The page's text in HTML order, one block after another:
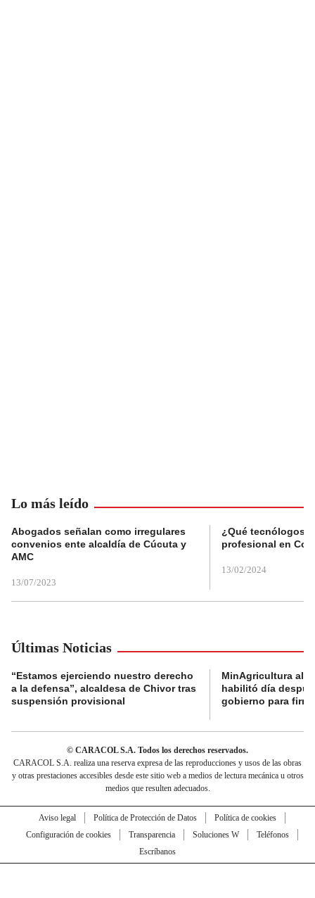
Lo más leído
Abogados señalan como irregulares
convenios ente alcaldía de Cúcuta y
AMC
13/07/2023
¿Qué tecnólogos
profesional en
13/02/2024
Últimas Noticias
“Estamos ejerciendo nuestro derecho
a la defensa”, alcaldesa de Chivor tras
suspensión provisional
MinAgricultura
habilitó día
gobierno para
© CARACOL S.A. Todos los derechos reservados.
CARACOL S.A. realiza una reserva expresa de las reproducciones y usos de las obras
y otras prestaciones accesibles desde este sitio web a medios de lectura mecánica u otros
medios que resulten adecuados.
Aviso legal Política de Protección de Datos
Política de cookies
Configuración de cookies
Transparencia Soluciones W
Teléfonos
Escríbanos